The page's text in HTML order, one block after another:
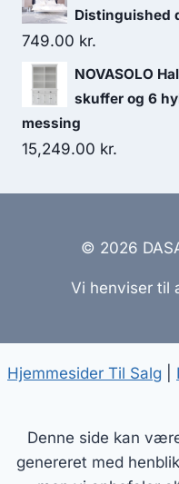
Distinguished
749.00 kr.
NOVASOLO
skuffer og 6
messing
15,249.00 kr.
© 2026
Vi henviser til
Hjemmesider Til Salg
Denne side kan
genereret med